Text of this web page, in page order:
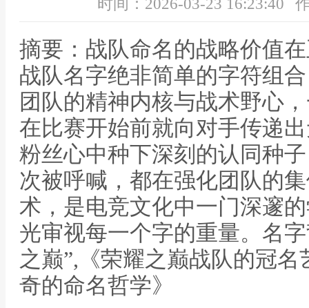
摘要：战队命名的战略价值
战队名字绝非简单的字符组
团队的精神内核与战术野心
在比赛开始前就向对手传递
粉丝心中种下深刻的认同种
次被呼喊，都在强化团队的
术，是电竞文化中一门深邃
光审视每一个字的重量。名
之巅”,《荣耀之巅战队的冠
奇的命名哲学》